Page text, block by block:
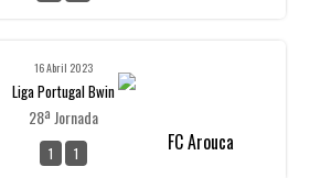
16 Abril 2023
Liga Portugal Bwin
28ª Jornada
1 1 FC Arouca